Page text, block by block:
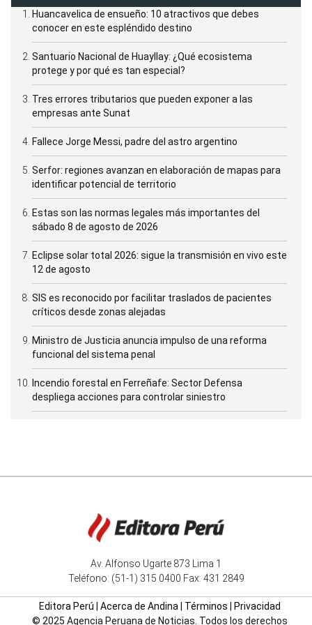
Huancavelica de ensueño: 10 atractivos que debes
conocer en este espléndido destino
Santuario Nacional de Huayllay: ¿Qué ecosistema
protege y por qué es tan especial?
Tres errores tributarios que pueden exponer a las
empresas ante Sunat
Fallece Jorge Messi, padre del astro argentino
Serfor: regiones avanzan en elaboración de mapas para
identificar potencial de territorio
Estas son las normas legales más importantes del
sábado 8 de agosto de 2026
Eclipse solar total 2026: sigue la transmisión en vivo este
12 de agosto
SIS es reconocido por facilitar traslados de pacientes
críticos desde zonas alejadas
Ministro de Justicia anuncia impulso de una reforma
funcional del sistema penal
Incendio forestal en Ferreñafe: Sector Defensa
despliega acciones para controlar siniestro
Av. Alfonso Ugarte 873 Lima 1
Teléfono: (51-1) 315 0400 Fax: 431 2849
Editora Perú Acerca de Andina Términos
Privacidad
© 2025 Agencia Peruana de Noticias. Todos los derechos